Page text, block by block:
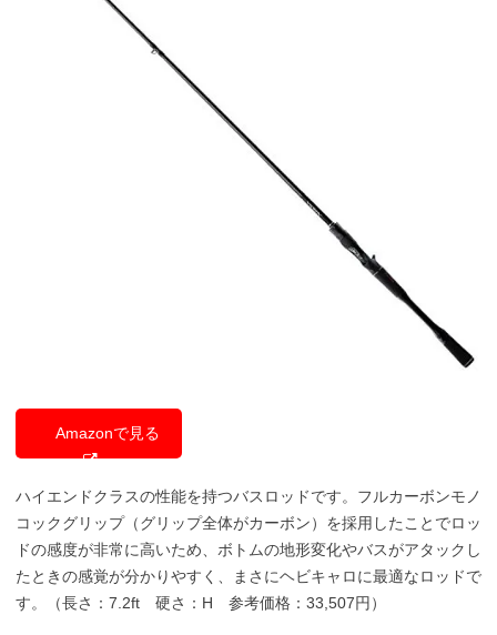
Amazonで見る
ハイエンドクラスの性能を持つバスロッドです。フルカーボンモノ
コックグリップ（グリップ全体がカーボン）を採用したことでロッ
ドの感度が非常に高いため、ボトムの地形変化やバスがアタックし
たときの感覚が分かりやすく、まさにヘビキャロに最適なロッドで
す。（長さ：7.2ft 硬さ：H 参考価格：33,507円）